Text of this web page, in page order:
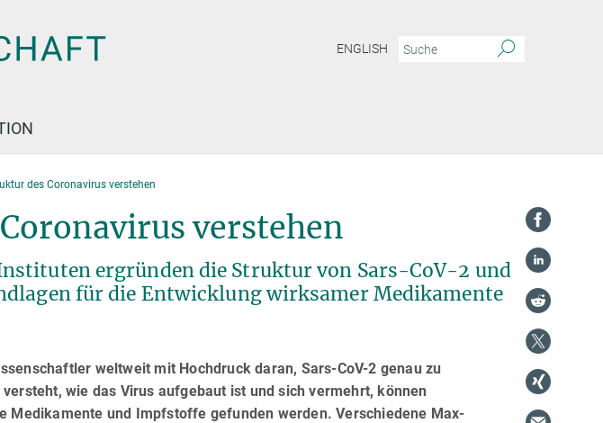
ENGLISH
des Coronavirus verstehen
verstehen
ergründen die Struktur von Sars-CoV-2 und
für die Entwicklung wirksamer Medikamente
weltweit mit Hochdruck daran, Sars-CoV-2 genau zu
wie das Virus aufgebaut ist und sich vermehrt, können
und Impfstoffe gefunden werden. Verschiedene Max-